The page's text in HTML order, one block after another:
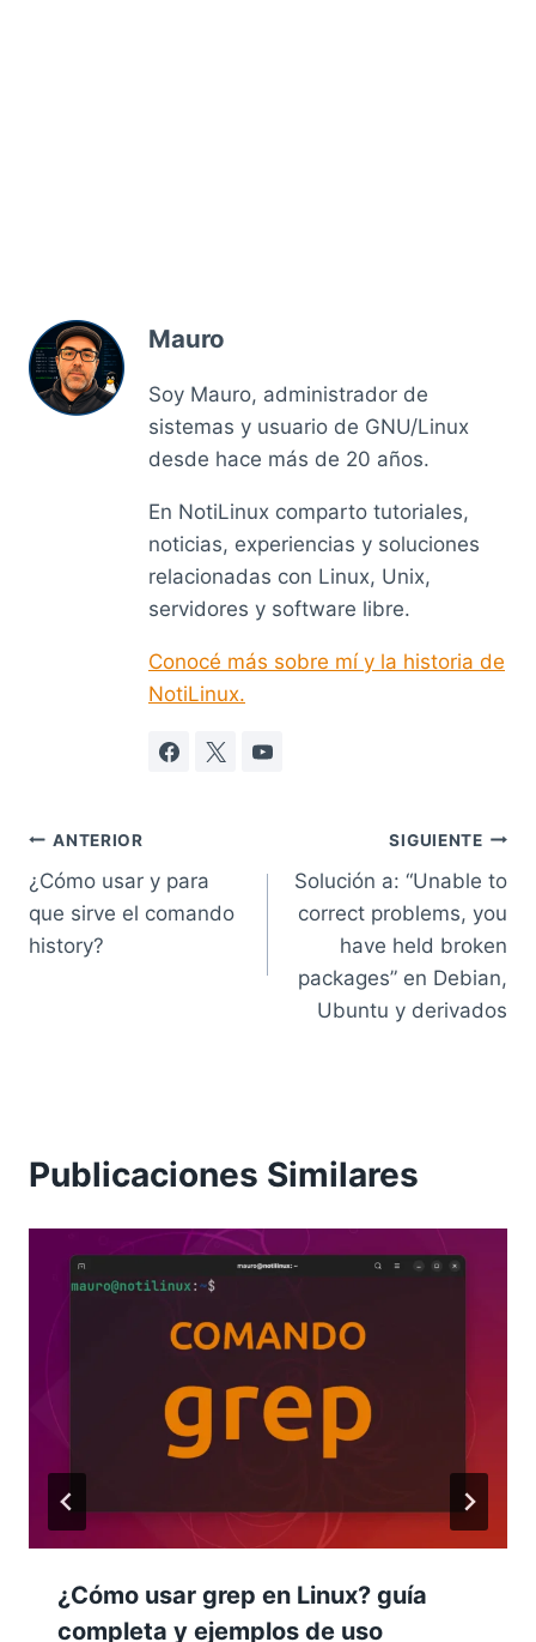
Mauro
Soy Mauro, administrador de
sistemas y usuario de GNU/Linux
desde hace más de 20 años.
En NotiLinux comparto tutoriales,
noticias, experiencias y soluciones
relacionadas con Linux, Unix,
servidores y software libre.
Conocé más sobre mí y la historia de
NotiLinux.
Navegación
de
entradas
ANTERIOR
¿Cómo usar y para
que sirve el comando
history?
SIGUIENTE
Solución a: “Unable to
correct problems, you
have held broken
packages” en Debian,
Ubuntu y derivados
Publicaciones Similares
¿Cómo usar grep en Linux? guía
completa y ejemplos de uso